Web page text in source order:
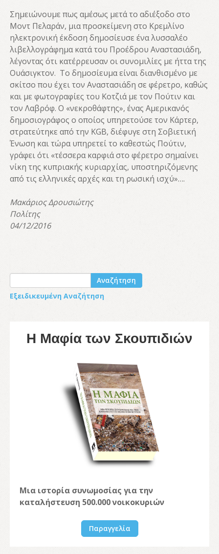
Σημειώνουμε πως αμέσως μετά το αδιέξοδο στο
Μοντ Πελαράν, μια προσκείμενη στο Κρεμλίνο
ηλεκτρονική έκδοση δημοσίευσε ένα λυσσαλέο
λιβελλογράφημα κατά του Προέδρου Αναστασιάδη,
λέγοντας ότι κατέρρευσαν οι συνομιλίες με ήττα της
Ουάσιγκτον. Το δημοσίευμα είναι διανθισμένο με
σκίτσο που έχει τον Αναστασιάδη σε φέρετρο, καθώς
και με φωτογραφίες του Κοτζιά με τον Πούτιν και
τον Λαβρόφ. Ο «νεκροθάφτης», ένας Αμερικανός
δημοσιογράφος ο οποίος υπηρετούσε τον Κάρτερ,
στρατεύτηκε από την KGB, διέφυγε στη Σοβιετική
Ένωση και τώρα υπηρετεί το καθεστώς Πούτιν,
γράφει ότι «τέσσερα καρφιά στο φέρετρο σημαίνει
νίκη της κυπριακής κυριαρχίας, υποστηριζόμενης
από τις ελληνικές αρχές και τη ρωσική ισχύ»….
Μακάριος Δρουσιώτης
Πολίτης
04/12/2016
Αναζήτηση
Εξειδικευμένη Αναζήτηση
Η Μαφία των Σκουπιδιών
Μια ιστορία συνωμοσίας για την
καταλήστευση 500.000 νοικοκυριών
Παραγγελία